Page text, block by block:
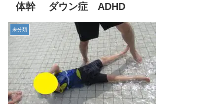
体幹 ダウン症 ADHD
未分類